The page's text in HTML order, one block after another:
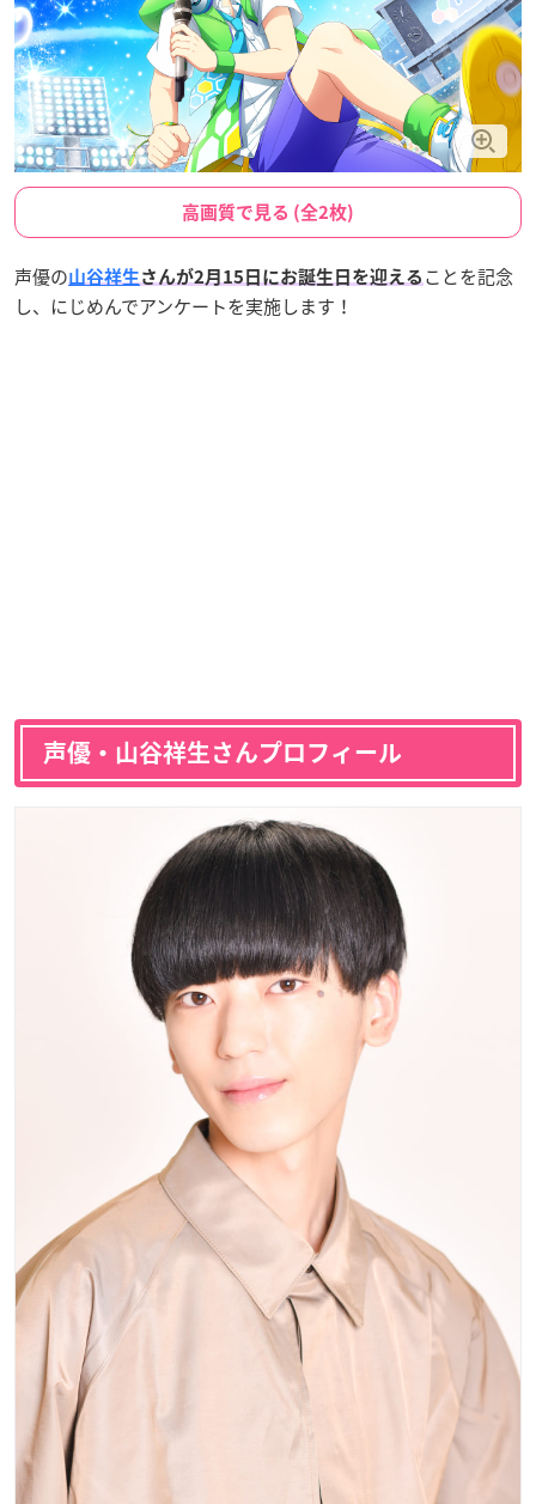
高画質で見る (全2枚)
声優の山谷祥生 さんが2月15日にお誕生日を迎える ことを記念
し、にじめんでアンケートを実施します！
声優・山谷祥生さんプロフィール